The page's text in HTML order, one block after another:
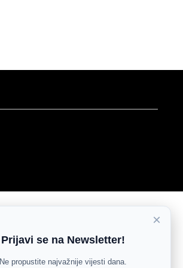
×
Prijavi se na Newsletter!
Ne propustite najvažnije vijesti dana.